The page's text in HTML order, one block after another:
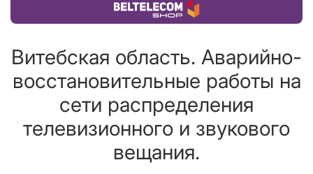
Купить товар
Витебская область. Аварийно-
восстановительные работы на
сети распределения
телевизионного и звукового
вещания.